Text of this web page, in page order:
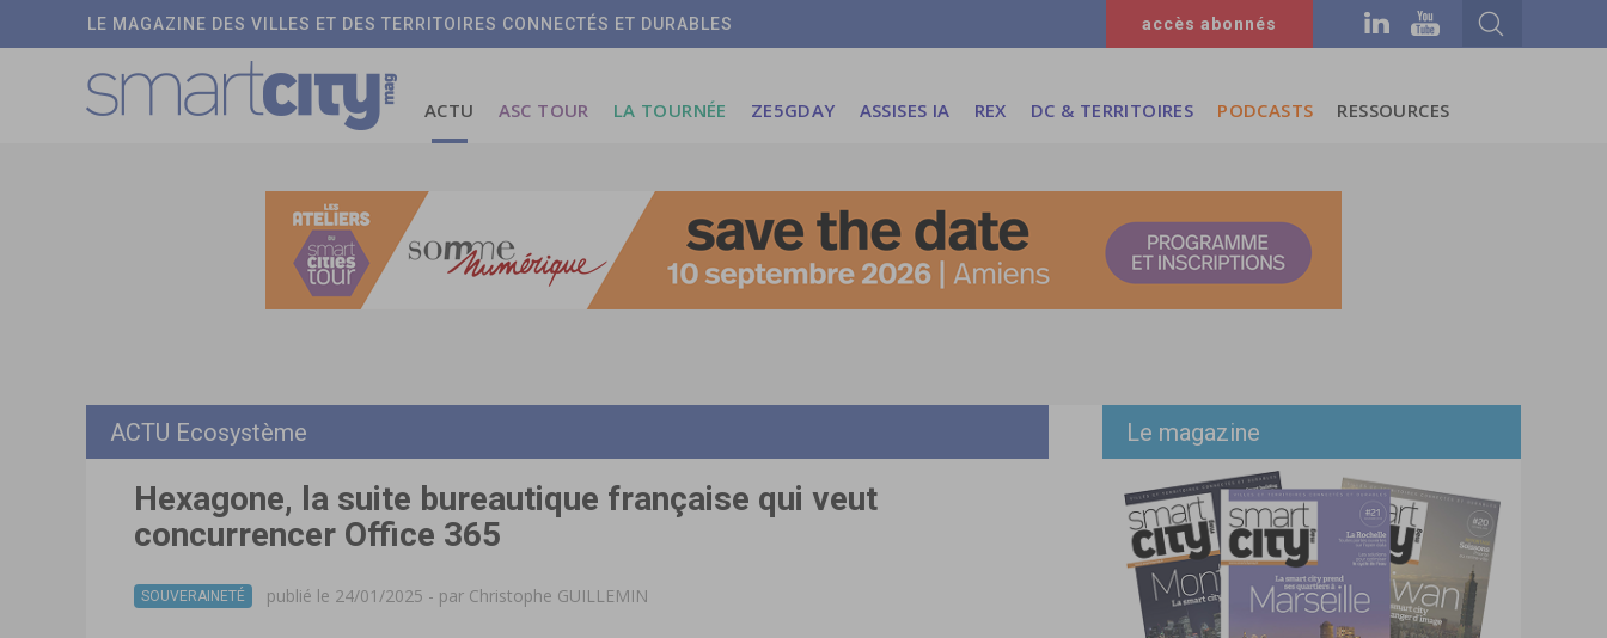
LE MAGAZINE DES VILLES ET DES TERRITOIRES CONNECTÉS ET DURABLES accès abonnés
ACTU ASC TOUR LA TOURNÉE ZE5GDAY ASSISES IA REX DC & TERRITOIRES PODCASTS RESSOURCES
ACTU Ecosystème
Hexagone, la suite bureautique française qui veut
concurrencer Office 365
SOUVERAINETÉ publié le 24/01/2025 - par Christophe GUILLEMIN
Le magazine